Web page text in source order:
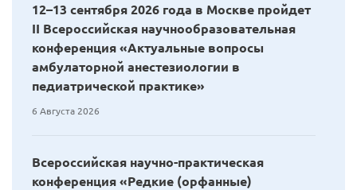
12–13 сентября 2026 года в Москве пройдет
II Всероссийская научнообразовательная
конференция «Актуальные вопросы
амбулаторной анестезиологии в
педиатрической практике»
6 Августа 2026
Всероссийская научно-практическая
конференция «Редкие (орфанные)